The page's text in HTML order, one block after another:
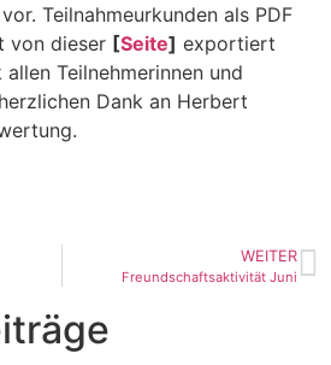
Teilnahmeurkunden als PDF
von dieser [Seite] exportiert
Teilnehmerinnen und
Dank an Herbert
WEITER
Freundschaftsaktivität Juni